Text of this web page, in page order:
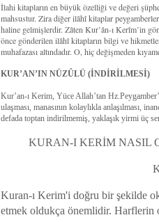
İlahi kitapların en büyük özelliği ve değeri
mahsustur. Zira diğer ilâhî kitaplar
haline gelmişlerdir. Zâten Kur’ân-ı Kerîm’in
önce gönderilen ilâhî kitapların bilgi ve
muhafazası altındadır. O, hiç değişmeden
KUR’AN’IN NÜZÛLÜ (İNDİRİLMESİ)
Kur’an-ı Kerim, Yüce Allah’tan
ulaşması, manasının kolaylıkla anlaşılması,
defada toptan indirilmemiş, yaklaşık yirmi üç
KURAN-I KERİM NASIL
Kuran-ı Kerim'i doğru bir şekilde
etmek oldukça önemlidir. Harflerin